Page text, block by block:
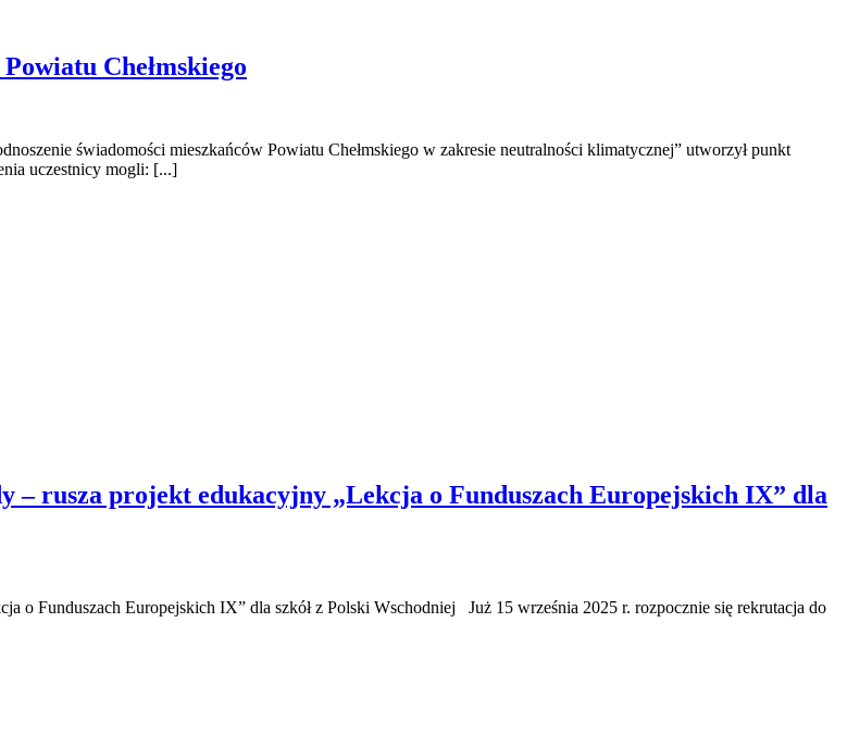
Chełmskiego
świadomości mieszkańców Powiatu Chełmskiego w zakresie neutralności klimatycznej” utworzył punkt
uczestnicy mogli: [...]
rusza projekt edukacyjny „Lekcja o Funduszach Europejskich IX” dla
o Funduszach Europejskich IX” dla szkół z Polski Wschodniej Już 15 września 2025 r. rozpocznie się rekrutacja do